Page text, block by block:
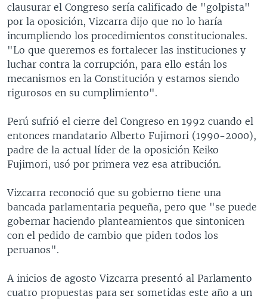
clausurar el Congreso sería calificado de "golpista"
por la oposición, Vizcarra dijo que no lo haría
incumpliendo los procedimientos constitucionales.
"Lo que queremos es fortalecer las instituciones y
luchar contra la corrupción, para ello están los
mecanismos en la Constitución y estamos siendo
rigurosos en su cumplimiento".
Perú sufrió el cierre del Congreso en 1992 cuando el
entonces mandatario Alberto Fujimori (1990-2000),
padre de la actual líder de la oposición Keiko
Fujimori, usó por primera vez esa atribución.
Vizcarra reconoció que su gobierno tiene una
bancada parlamentaria pequeña, pero que "se puede
gobernar haciendo planteamientos que sintonicen
con el pedido de cambio que piden todos los
peruanos".
A inicios de agosto Vizcarra presentó al Parlamento
cuatro propuestas para ser sometidas este año a un